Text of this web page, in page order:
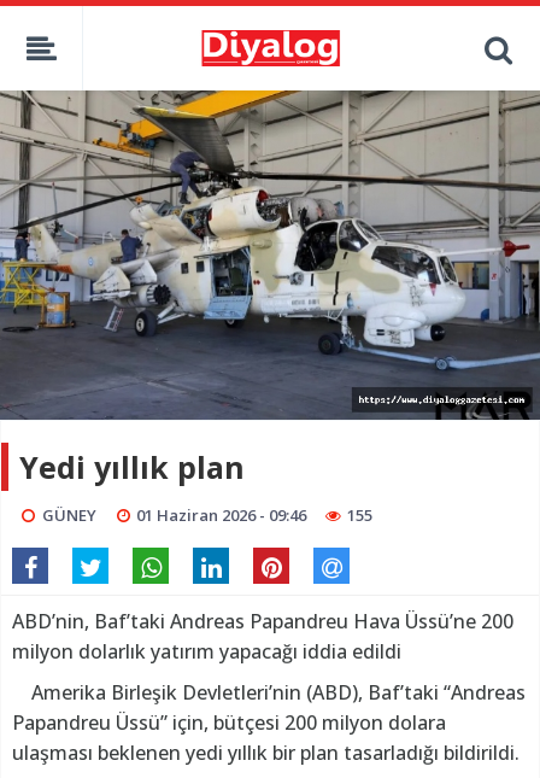
Yedi yıllık plan
GÜNEY 01 Haziran 2026 - 09:46 155
ABD’nin, Baf’taki Andreas Papandreu Hava Üssü’ne 200
milyon dolarlık yatırım yapacağı iddia edildi
Amerika Birleşik Devletleri’nin (ABD), Baf’taki “Andreas
Papandreu Üssü” için, bütçesi 200 milyon dolara
ulaşması beklenen yedi yıllık bir plan tasarladığı bildirildi.